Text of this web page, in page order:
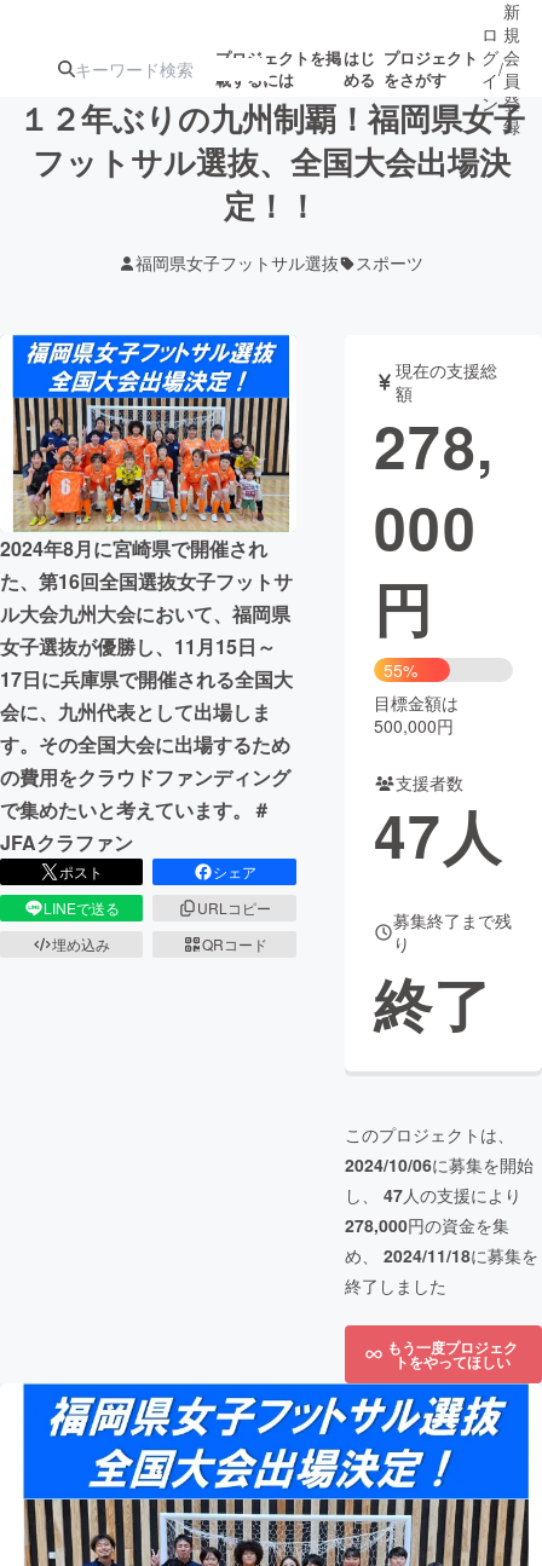
プロジェクトを掲
載するには
はじ
める
プロジェクト
をさがす
注目の新着プロ
募集終了が近いプ
テクノロジー・ガジェット
映像・映画 書籍・雑誌
ビジネス・起業 チャレンジ
まちづくり・地域活性化
CAMPFIRE for Social Good
CAMPFIRE Creation
CAMPFIREふるさと納税
コミュニティ
ロ
グ
イ
ン
/
新
規
会
員
登
録
１２年ぶりの九州制覇！福岡県女子
フットサル選抜、全国大会出場決
定！！
福岡県女子フットサル選抜 スポーツ
2024年8月に宮崎県で開催され
た、第16回全国選抜女子フットサ
ル大会九州大会において、福岡県
女子選抜が優勝し、11月15日～
17日に兵庫県で開催される全国大
会に、九州代表として出場しま
す。その全国大会に出場するため
の費用をクラウドファンディング
で集めたいと考えています。＃
JFAクラファン
ポスト
シェア
LINEで送る
URLコピー
埋め込み
QRコード
現在の支援総
額
278,
000
円
55%
目標金額は
500,000円
支援者数
47人
募集終了まで残
り
終了
このプロジェクトは、
2024/10/06に募集を開始
し、 47人の支援により
278,000円の資金を集
め、 2024/11/18に募集を
終了しました
もう一度プロジェク
トをやってほしい